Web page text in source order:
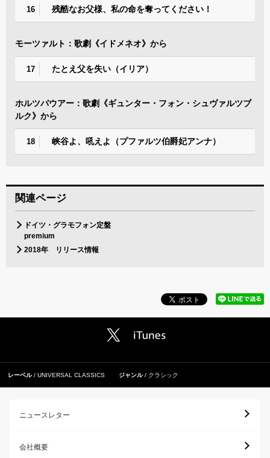
16 残酷なお父様、私の命を奪ってください！
モーツァルト：歌劇《イドメネオ》から
17 たとえ父を失い（イリア）
ホルツバウアー：歌劇《ギュンター・フォン・シュヴァルツブ
ルク》から
18 峡谷よ、吼えよ（プファルツ伯爵妃アンナ）
関連ページ
ドイツ・グラモフォン定盤
premium
2018年 リリース情報
レーベル UNIVERSAL CLASSICS ジャンル クラシック
ニュースレター
会社概要